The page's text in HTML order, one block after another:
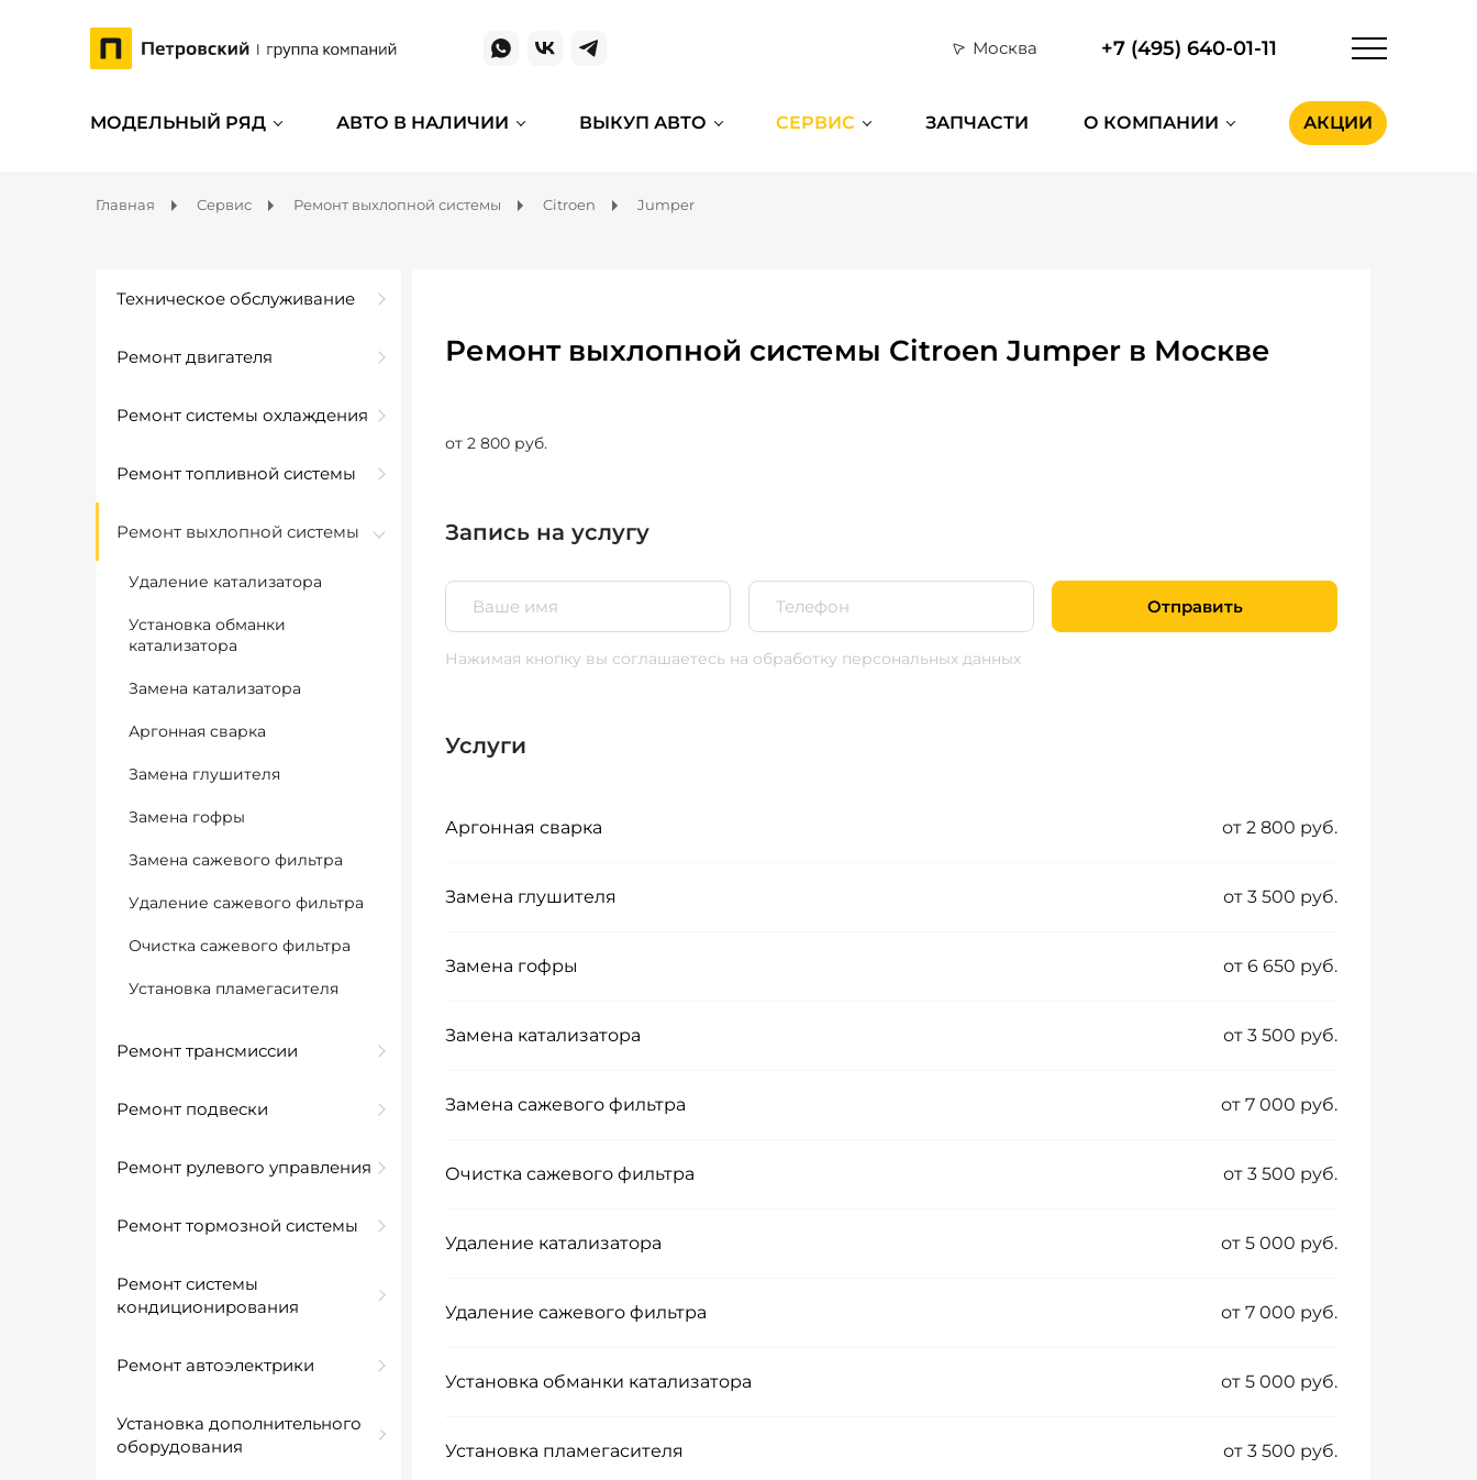
Москва +7 (495) 640-01-11
МОДЕЛЬНЫЙ РЯД АВТО В НАЛИЧИИ ВЫКУП АВТО СЕРВИС ЗАПЧАСТИ О КОМПАНИИ АКЦИИ
Главная Сервис Ремонт выхлопной системы Citroen Jumper
Техническое обслуживание
Ремонт двигателя
Ремонт системы охлаждения
Ремонт топливной системы
Ремонт выхлопной системы
Удаление катализатора
Установка обманки
катализатора
Замена катализатора
Аргонная сварка
Замена глушителя
Замена гофры
Замена сажевого фильтра
Удаление сажевого фильтра
Очистка сажевого фильтра
Установка пламегасителя
Ремонт трансмиссии
Ремонт подвески
Ремонт рулевого управления
Ремонт тормозной системы
Ремонт системы
кондиционирования
Ремонт автоэлектрики
Установка дополнительного
оборудования
Ремонт выхлопной системы Citroen Jumper в Москве
от 2 800 руб.
Запись на услугу
Отправить
Нажимая кнопку вы соглашаетесь на обработку персональных данных
Услуги
Аргонная сварка от 2 800 руб.
Замена глушителя от 3 500 руб.
Замена гофры от 6 650 руб.
Замена катализатора от 3 500 руб.
Замена сажевого фильтра от 7 000 руб.
Очистка сажевого фильтра от 3 500 руб.
Удаление катализатора от 5 000 руб.
Удаление сажевого фильтра от 7 000 руб.
Установка обманки катализатора от 5 000 руб.
Установка пламегасителя от 3 500 руб.